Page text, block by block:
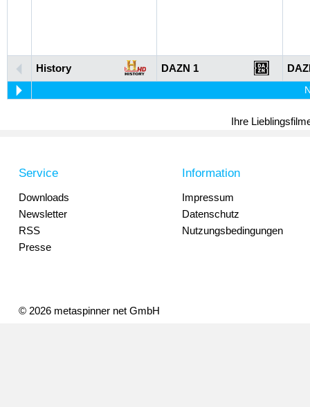
History DAZN 1
Ihre
Service
Downloads
Newsletter
RSS
Presse
Information
Impressum
Datenschutz
Nutzungsbedingungen
© 2026 metaspinner net GmbH